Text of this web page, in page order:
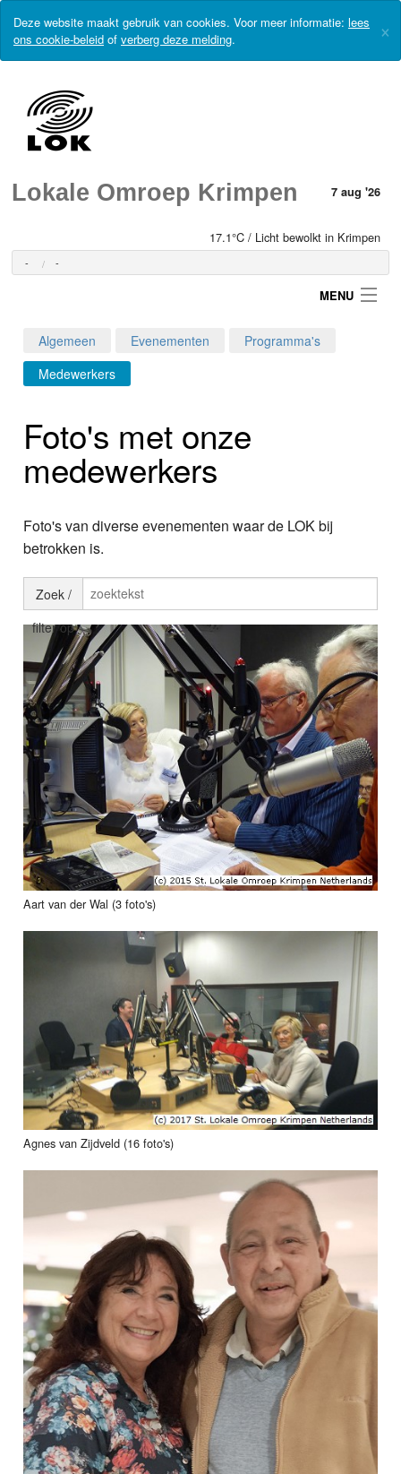
Deze website maakt gebruik van cookies. Voor meer informatie: lees
ons cookie-beleid of verberg deze melding. ×
Lokale Omroep Krimpen 7 aug '26
17.1°C / Licht bewolkt in Krimpen
- -
MENU
Login
Programma's
Nieuws
Foto's
Video
Webcam
Info
Algemeen Evenementen
Programma's
Medewerkers
Foto's met onze
medewerkers
Foto's van diverse evenementen waar de LOK bij
betrokken is.
Zoek /
filter op
Aart van der Wal (3 foto's)
Agnes van Zijdveld (16 foto's)